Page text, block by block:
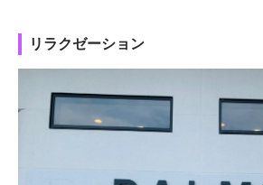
リラクゼーション